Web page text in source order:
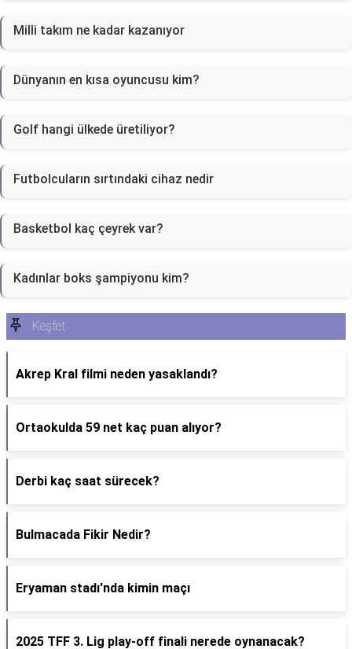
Milli takım ne kadar kazanıyor
Dünyanın en kısa oyuncusu kim?
Golf hangi ülkede üretiliyor?
Futbolcuların sırtındaki cihaz nedir
Basketbol kaç çeyrek var?
Kadınlar boks şampiyonu kim?
Keşfet
Akrep Kral filmi neden yasaklandı?
Ortaokulda 59 net kaç puan alıyor?
Derbi kaç saat sürecek?
Bulmacada Fikir Nedir?
Eryaman stadı'nda kimin maçı
2025 TFF 3. Lig play-off finali nerede oynanacak?